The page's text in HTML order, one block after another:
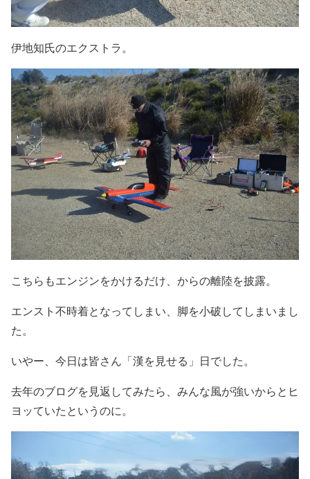
伊地知氏のエクストラ。
こちらもエンジンをかけるだけ、からの離陸を披露。
エンスト不時着となってしまい、脚を小破してしまいまし
た。
いやー、今日は皆さん「漢を見せる」日でした。
去年のブログを見返してみたら、みんな風が強いからとヒ
ヨッていたというのに。